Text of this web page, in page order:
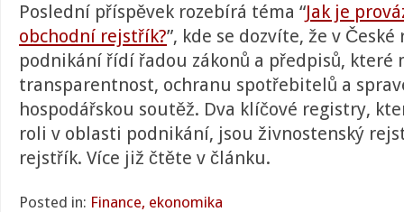
Poslední příspěvek rozebírá téma “Jak je
obchodní rejstřík?”, kde se dozvíte, že v
podnikání řídí řadou zákonů a předpisů, které
transparentnost, ochranu spotřebitelů a
hospodářskou soutěž. Dva klíčové registry,
roli v oblasti podnikání, jsou živnostenský
rejstřík. Více již čtěte v článku.
Posted in: Finance, ekonomika